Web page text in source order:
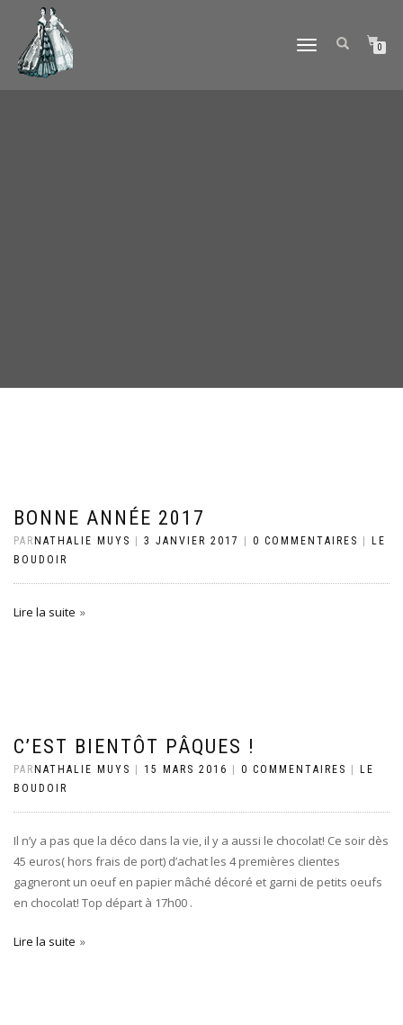
DÉPLIER
0
BONNE ANNÉE 2017
PAR NATHALIE MUYS 3 JANVIER 2017 0 COMMENTAIRES
LE
BOUDOIR
Lire la suite
C’EST BIENTÔT PÂQUES !
PAR NATHALIE MUYS 15 MARS 2016 0 COMMENTAIRES
LE
BOUDOIR
Il n’y a pas que la déco dans la vie, il y a aussi le chocolat! Ce soir dès
45 euros( hors frais de port) d’achat les 4 premières clientes
gagneront un oeuf en papier mâché décoré et garni de petits oeufs
en chocolat! Top départ à 17h00 .
Lire la suite